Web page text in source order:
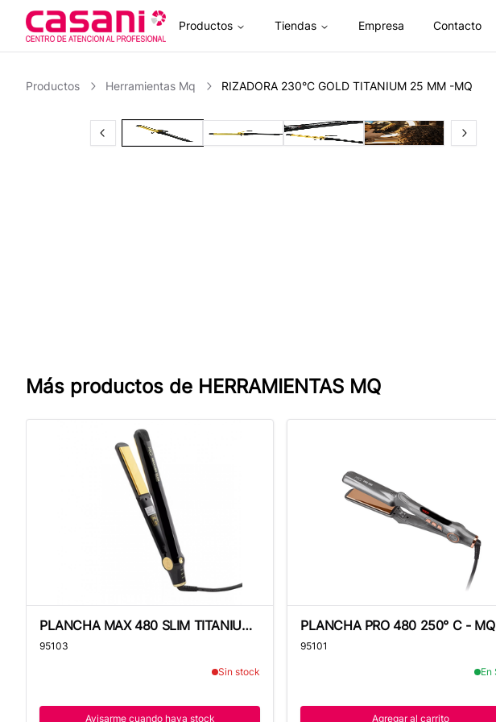
Inicio
Productos Tiendas Empresa Contacto
Productos Herramientas Mq RIZADORA 230°C GOLD TITANIUM 25 MM -MQ
Previous slideSlide1 4 Slide2of4 Slide3of4 Slide4of 4Next
Más productos de HERRAMIENTAS MQ
PLANCHA MAX 480 SLIM TITANIUM
95103
Sin stock
Avisarme cuando haya stock
PLANCHA PRO 480 250° C - MQ
95101
En
Agregar al carrito